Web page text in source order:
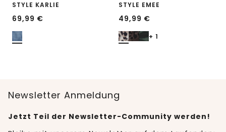
STYLE KARLIE
69,99 €
STYLE EMEE
49,99 €
+ 1
Newsletter Anmeldung
Jetzt Teil der Newsletter-Community werden!